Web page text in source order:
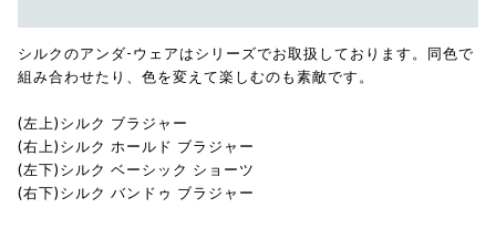
シルクのアンダ-ウェアはシリーズでお取扱しております。同色で
組み合わせたり、色を変えて楽しむのも素敵です。
(左上)シルク ブラジャー
(右上)シルク ホールド ブラジャー
(左下)シルク ベーシック ショーツ
(右下)シルク バンドゥ ブラジャー